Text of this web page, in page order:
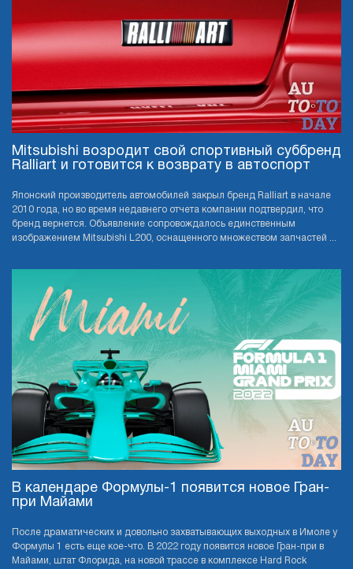
Mitsubishi возродит свой спортивный суббренд
Ralliart и готовится к возврату в автоспорт
Японский производитель автомобилей закрыл бренд Ralliart в начале
2010 года, но во время недавнего отчета компании подтвердил, что
бренд вернется. Объявление сопровождалось единственным
изображением Mitsubishi L200, оснащенного множеством запчастей ...
В календаре Формулы-1 появится новое Гран-
при Майами
После драматических и довольно захватывающих выходных в Имоле у
Формулы 1 есть еще кое-что. В 2022 году появится новое Гран-при в
Майами, штат Флорида, на новой трассе в комплексе Hard Rock